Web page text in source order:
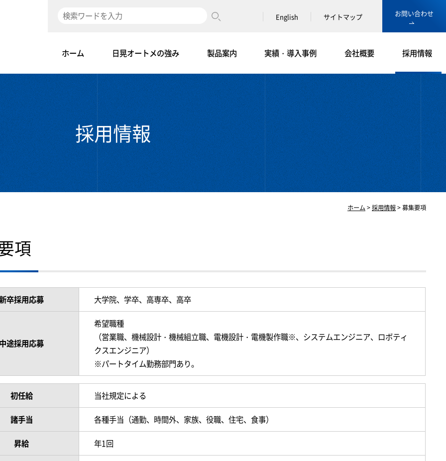
English サイトマップ お問い合わせ
ホーム 日晃オートメの強み 製品案内 実績・導入事例 会社概要 採用情報
採用情報
ホーム>採用情報> 募集要項
項
卒採用応募 大学院、学卒、高専卒、高卒
途採用応募
希望職種
（営業職、機械設計・機械組立職、電機設計・電機製作職※、システムエンジニア、ロボティ
クスエンジニア）
※パートタイム勤務部門あり。
初任給 当社規定による
諸手当 各種手当（通勤、時間外、家族、役職、住宅、食事）
昇給 年1回